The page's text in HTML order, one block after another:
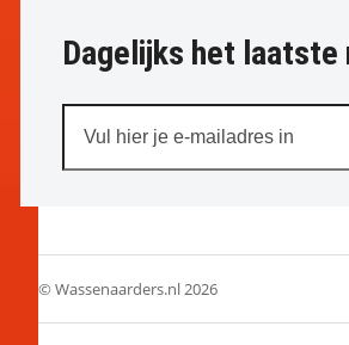
Dagelijks het laatste
hier
je
in
© Wassenaarders.nl 2026